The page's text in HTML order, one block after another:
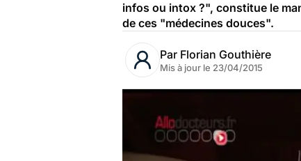
infos ou intox ?", constitue le
de ces "médecines douces".
Par Florian Gouthière
Mis à jour le 23/04/2015